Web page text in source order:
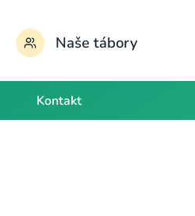
Naše tábory
Kontakt